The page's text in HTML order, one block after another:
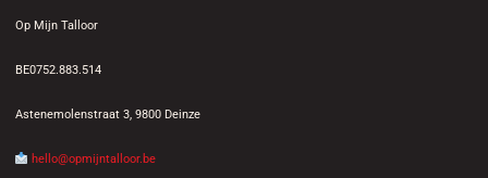
Op Mijn Talloor
BE0752.883.514
Astenemolenstraat 3, 9800 Deinze
hello@opmijntalloor.be